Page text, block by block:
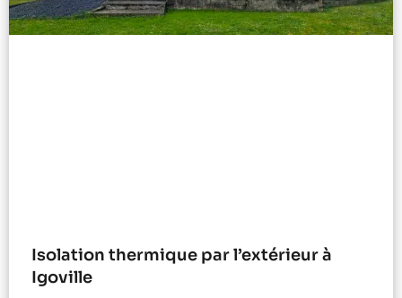
Isolation thermique par l’extérieur à
Igoville